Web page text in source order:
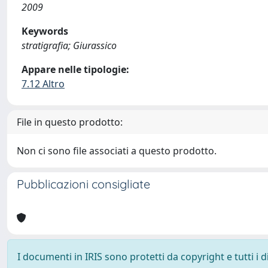
2009
Keywords
stratigrafia; Giurassico
Appare nelle tipologie:
7.12 Altro
File in questo prodotto:
Non ci sono file associati a questo prodotto.
Pubblicazioni consigliate
I documenti in IRIS sono protetti da copyright e tutti i